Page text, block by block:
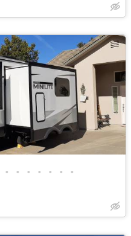
• • • • • • •